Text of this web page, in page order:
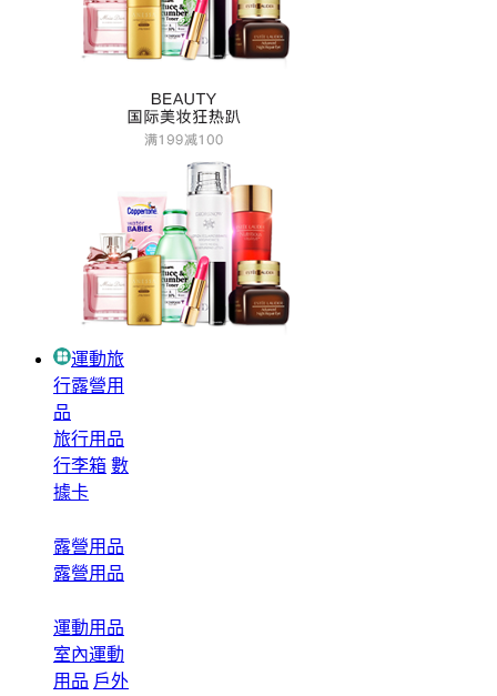
運動旅
行露營用
品
旅行用品
行李箱 數
據卡
露營用品
露營用品
運動用品
室內運動
用品 戶外